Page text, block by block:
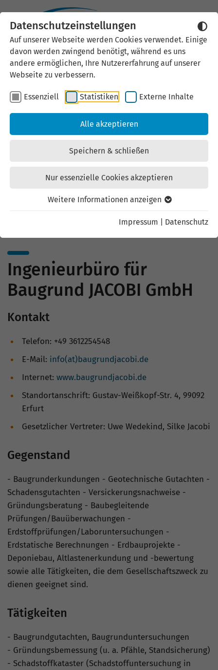
Datenschutzeinstellungen
Auf unserer Webseite werden Cookies verwendet. Einige
davon werden zwingend benötigt, während es uns
andere ermöglichen, Ihre Nutzererfahrung auf unserer
Webseite zu verbessern.
Essenziell Statistiken Externe Inhalte
Alle akzeptieren
Speichern & schließen
Nur essenzielle Cookies akzeptieren
Weitere Informationen anzeigen
Impressum Datenschutz
Externen Inhalt laden
Wir verwenden auf unserer
Website externe Inhalte, um Ihnen
zusätzliche Informationen
anzubieten. Einige externe Inhalte
(z.B. Google Maps, Youtube)
können persönliche Daten (z.B. IP-
Mit der Bestätigung erklären Sie
Ingenieurbüro für
Baugrund JACOBI GmbH
Kontakt
Telefon: +49 3612254548
E-Mail: info(at)baugrundjacobi.de
Internet: www.baugrundjacobi.de
Standortanschrift: Gustav-Weißkopf-Str. 4, 99092
Erfurt
Gesetzlicher Vertreter: Uwe Wedekind, Silke Jacobi
Gegenstand
- Baugrunderkundungen - Geotechnische Gutachten -
Schadensgutachten - Versickerungsnachweise -
Gründungsberatung - Baubegleitende
Prüfungen/Bauüberwachungen -
Erdstoffprüfungen/Laboruntersuchungen -
Erdstatische Berechnungen - Erdbauprojekte -
Deponiebau, Altlastenerkundung und -bewertung
sowie alle Tätigkeiten, die dem Gesellschaftszweck zu
dienen geeignet sind.
Tätigkeiten
- Baugrundgutachten, Baugrunduntersuchungen
- Gründungsbemessung (u. a. Pfähle, Standsicherung)
- Schadstoffkataster (Schadstoffuntersuchung in